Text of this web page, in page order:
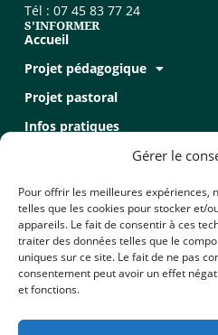
Gérer le
Pour offrir les meilleures expériences,
telles que les cookies pour stocker et/
appareils. Le fait de consentir à ces
traiter des données telles que le
uniques sur ce site. Le fait de ne pas
consentement peut avoir un effet
et fonctions.
Tél : 07 45 83 77 24
S'INFORMER
Accueil
Projet pédagogique
Projet pastoral
Infos pratiques
Formulaire de contact
Mentions légales
Politique de confidentialité
Politique de cookies (UE)